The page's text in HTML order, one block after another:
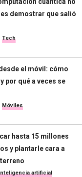
demostrar que salió
Tech
el móvil: cómo
por qué a veces se
Móviles
hasta 15 millones
y plantarle cara a
artificial